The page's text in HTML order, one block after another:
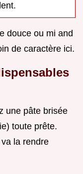
douce ou mi and
de caractère ici.
une pâte brisée
toute prête.
la rendre